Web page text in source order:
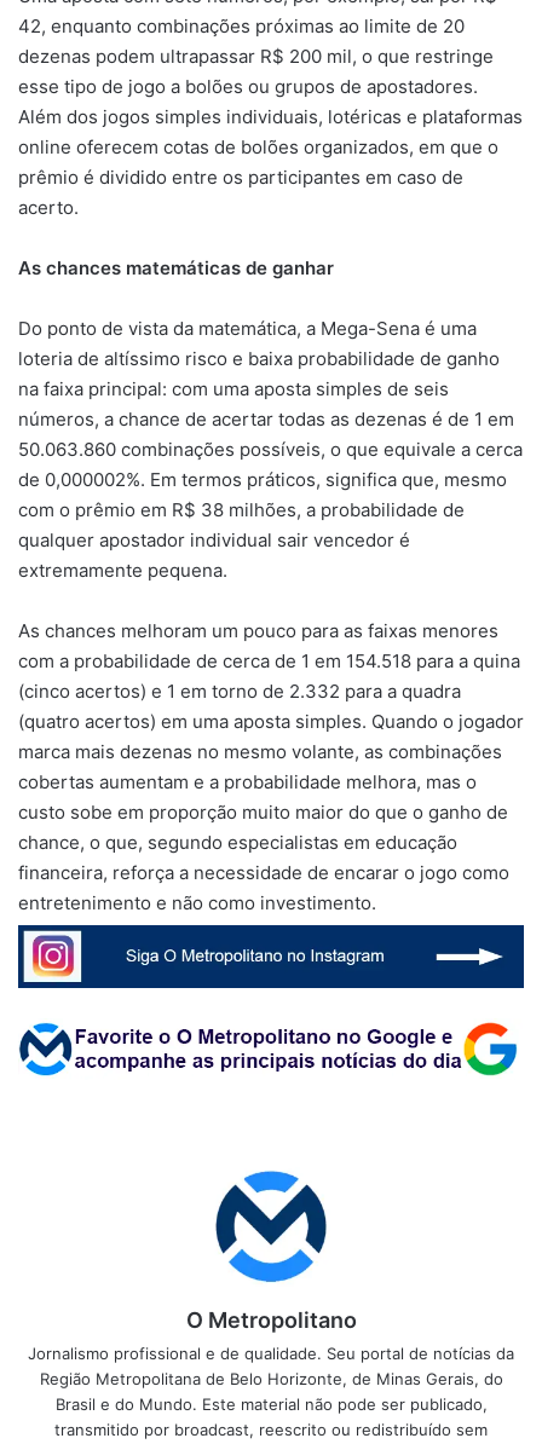
42, enquanto combinações próximas ao limite de 20
dezenas podem ultrapassar R$ 200 mil, o que restringe
esse tipo de jogo a bolões ou grupos de apostadores.
Além dos jogos simples individuais, lotéricas e plataformas
online oferecem cotas de bolões organizados, em que o
prêmio é dividido entre os participantes em caso de
acerto.
As chances matemáticas de ganhar
Do ponto de vista da matemática, a Mega-Sena é uma
loteria de altíssimo risco e baixa probabilidade de ganho
na faixa principal: com uma aposta simples de seis
números, a chance de acertar todas as dezenas é de 1 em
50.063.860 combinações possíveis, o que equivale a cerca
de 0,000002%. Em termos práticos, significa que, mesmo
com o prêmio em R$ 38 milhões, a probabilidade de
qualquer apostador individual sair vencedor é
extremamente pequena.
As chances melhoram um pouco para as faixas menores
com a probabilidade de cerca de 1 em 154.518 para a quina
(cinco acertos) e 1 em torno de 2.332 para a quadra
(quatro acertos) em uma aposta simples. Quando o jogador
marca mais dezenas no mesmo volante, as combinações
cobertas aumentam e a probabilidade melhora, mas o
custo sobe em proporção muito maior do que o ganho de
chance, o que, segundo especialistas em educação
financeira, reforça a necessidade de encarar o jogo como
entretenimento e não como investimento.
O Metropolitano
Jornalismo profissional e de qualidade. Seu portal de notícias da
Região Metropolitana de Belo Horizonte, de Minas Gerais, do
Brasil e do Mundo. Este material não pode ser publicado,
transmitido por broadcast, reescrito ou redistribuído sem